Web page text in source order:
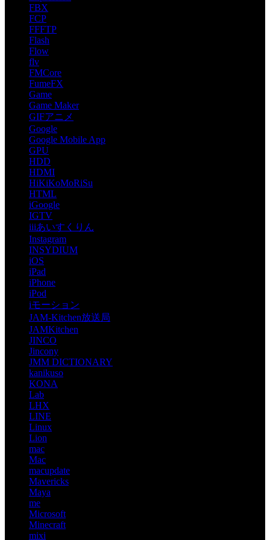
FBX
FCP
FFFTP
Flash
Flow
flv
FMCore
FumeFX
Game
Game Maker
GIFアニメ
Google
Google Mobile App
GPU
HDD
HDMI
HiKiKoMoRiSu
HTML
iGoogle
IGTV
iiiあいすくりん
Instagram
INSYDIUM
iOS
iPad
iPhone
iPod
iモーション
JAM-Kitchen放送局
JAMKitchen
JINCO
Jincony
JMM DICTIONARY
kanikuso
KONA
Lab
LHX
LINE
Linux
Lion
mac
Mac
macupdate
Mavericks
Maya
me
Microsoft
Minecraft
mixi